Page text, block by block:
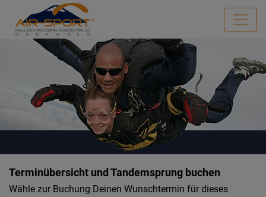
Terminübersicht und Tandemsprung buchen
Wähle zur Buchung Deinen Wunschtermin für dieses